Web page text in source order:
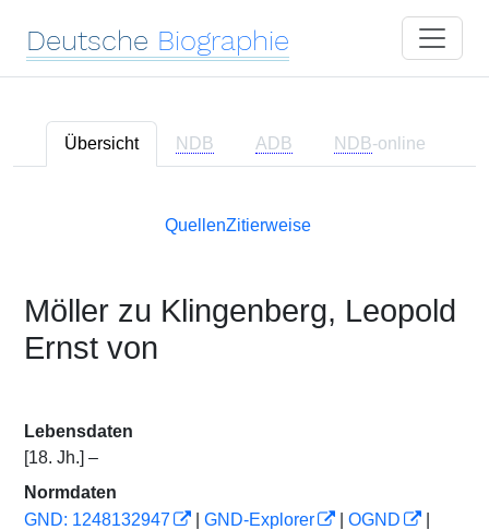
Deutsche Biographie
Übersicht NDB ADB NDB-online
QuellenZitierweise
Möller zu Klingenberg, Leopold
Ernst von
Lebensdaten
[18. Jh.] –
Normdaten
GND: 1248132947
GND-Explorer OGND